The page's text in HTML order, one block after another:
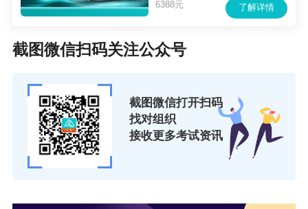
了解详情
6388元
截图微信扫码关注公众号
截图微信打开扫码
找对组织
接收更多考试资讯